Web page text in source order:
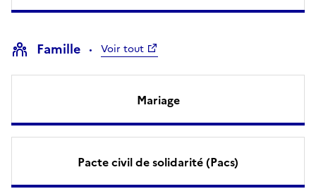
Famille Voir tout
Mariage
Pacte civil de solidarité (Pacs)